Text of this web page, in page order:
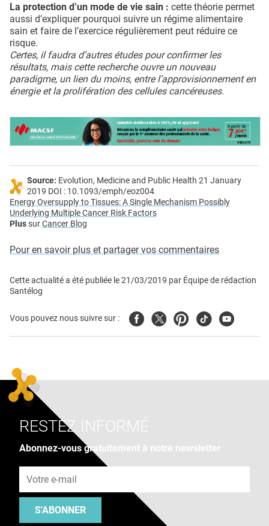
La protection d’un mode de vie sain : cette théorie permet
aussi d’expliquer pourquoi suivre un régime alimentaire
sain et faire de l’exercice régulièrement peut réduire ce
risque.
Certes, il faudra d’autres études pour confirmer les
résultats, mais cette recherche ouvre un nouveau
paradigme, un lien du moins, entre l’approvisionnement en
énergie et la prolifération des cellules cancéreuses.
Source: Evolution, Medicine and Public Health 21 January
2019 DOI : 10.1093/emph/eoz004
Energy Oversupply to Tissues: A Single Mechanism Possibly
Underlying Multiple Cancer Risk Factors
PlussurCancer Blog
Pour en savoir plus et partager vos commentaires
Cette actualité a été publiée le21/03/2019 par Équipe de rédaction
Santélog
Vous pouvez nous suivre sur : FacebookTwitterPinterest
TiktokYoutube
RESTEZ INFORMÉ
Abonnez-vous gratuitement à notre newsletter
S'ABONNER